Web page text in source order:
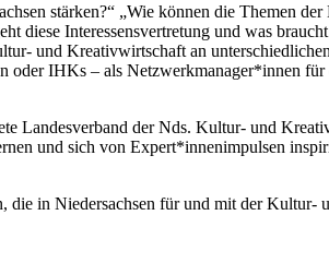
stärken?“ „Wie können die Themen
diese Interessensvertretung und was
und Kreativwirtschaft an
oder IHKs – als Netzwerkmanager*innen
Landesverband der Nds. Kultur- und
und sich von Expert*innenimpulsen
in Niedersachsen für und mit der Kultur-